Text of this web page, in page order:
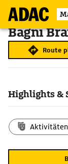
Bagni
Route
Highlights &
Aktivitäten